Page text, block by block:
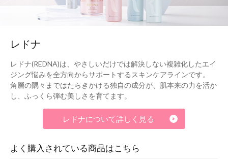
レドナ
レドナ(REDNA)は、やさしいだけでは解決しない複雑化したエイ
ジング悩みを全方向からサポートするスキンケアラインです。
角層の隅々まではたらきかける独自の成分が、肌本来の力を活か
し、ふっくら弾む美しさを育てます。
レドナについて詳しく見る
よく購入されている商品はこちら